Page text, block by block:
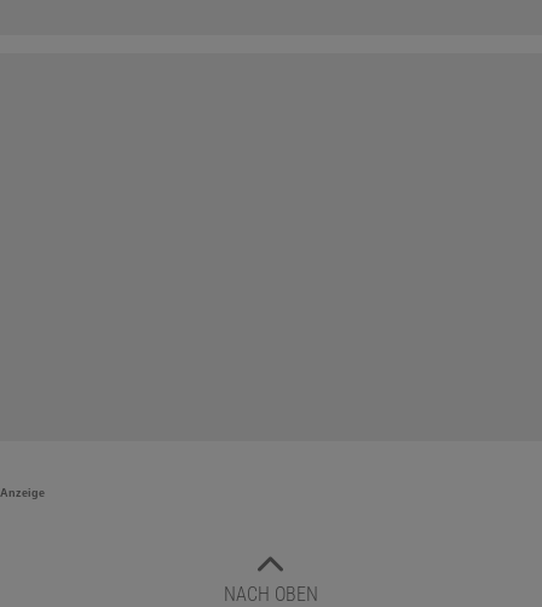
Anzeige
NACH OBEN